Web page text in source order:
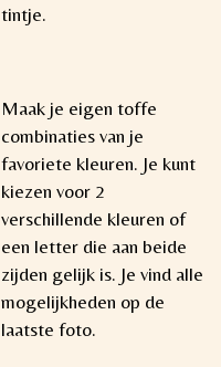
tintje.
Maak je eigen toffe
combinaties van je
favoriete kleuren. Je kunt
kiezen voor 2
verschillende kleuren of
een letter die aan beide
zijden gelijk is. Je vind alle
mogelijkheden op de
laatste foto.